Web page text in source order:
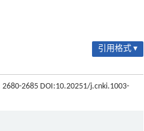
引用格式 ▾
2680-2685 DOI:10.20251/j.cnki.1003-